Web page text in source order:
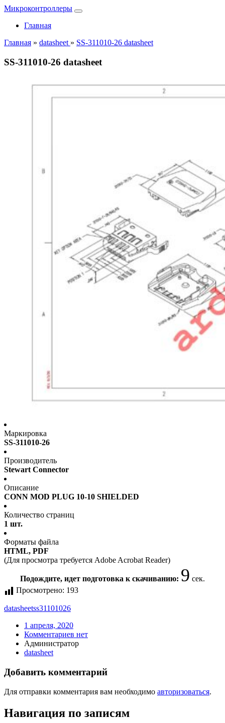
Микроконтроллеры
Главная
Главная » datasheet » SS-311010-26 datasheet
SS-311010-26 datasheet
Маркировка
SS-311010-26
Производитель
Stewart Connector
Описание
CONN MOD PLUG 10-10 SHIELDED
Количество страниц
1 шт.
Форматы файла
HTML, PDF
(Для просмотра требуется Adobe Acrobat Reader)
Подождите, идет подготовка к скачиванию: 9 сек.
Просмотрено: 193
datasheetss31101026
1 апреля, 2020
Комментариев нет
Администратор
datasheet
Добавить комментарий
Для отправки комментария вам необходимо авторизоваться.
Навигация по записям